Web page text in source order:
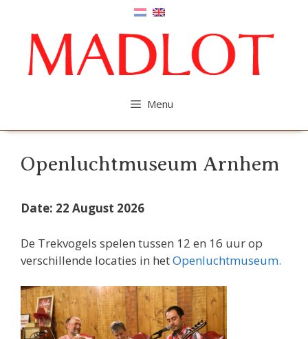
content
Menu
Openluchtmuseum Arnhem
Date: 22 August 2026
De Trekvogels spelen tussen 12 en 16 uur op
verschillende locaties in hetOpenluchtmuseum.